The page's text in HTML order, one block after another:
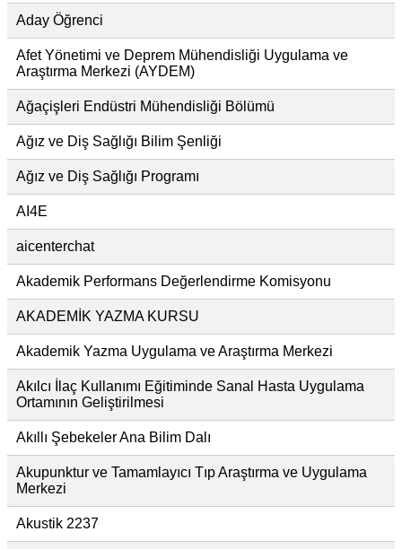
Aday Öğrenci
Afet Yönetimi ve Deprem Mühendisliği Uygulama ve
Araştırma Merkezi (AYDEM)
Ağaçişleri Endüstri Mühendisliği Bölümü
Ağız ve Diş Sağlığı Bilim Şenliği
Ağız ve Diş Sağlığı Programı
AI4E
aicenterchat
Akademik Performans Değerlendirme Komisyonu
AKADEMİK YAZMA KURSU
Akademik Yazma Uygulama ve Araştırma Merkezi
Akılcı İlaç Kullanımı Eğitiminde Sanal Hasta Uygulama
Ortamının Geliştirilmesi
Akıllı Şebekeler Ana Bilim Dalı
Akupunktur ve Tamamlayıcı Tıp Araştırma ve Uygulama
Merkezi
Akustik 2237